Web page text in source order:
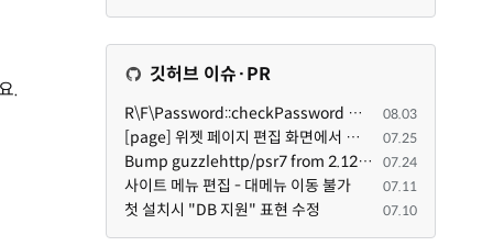
.
깃허브 이슈·PR
R\F\Password::checkPassword 함수 해시 알고리즘을 암시적으로 호출하는 경우 Argon2id 해시 비교 실패 08.03
[page] 위젯 페이지 편집 화면에서 위젯이 Context의 module_info를 덮어쓰면 저장이 ERR_ACT_IS_NOT_STANDALONE으로 실패 07.25
Bump guzzlehttp/psr7 from 2.12.1 to 2.12.3 in /common 07.24
사이트 메뉴 편집 - 대메뉴 이동 불가 07.11
첫 설치시 "DB 지원" 표현 수정 07.10